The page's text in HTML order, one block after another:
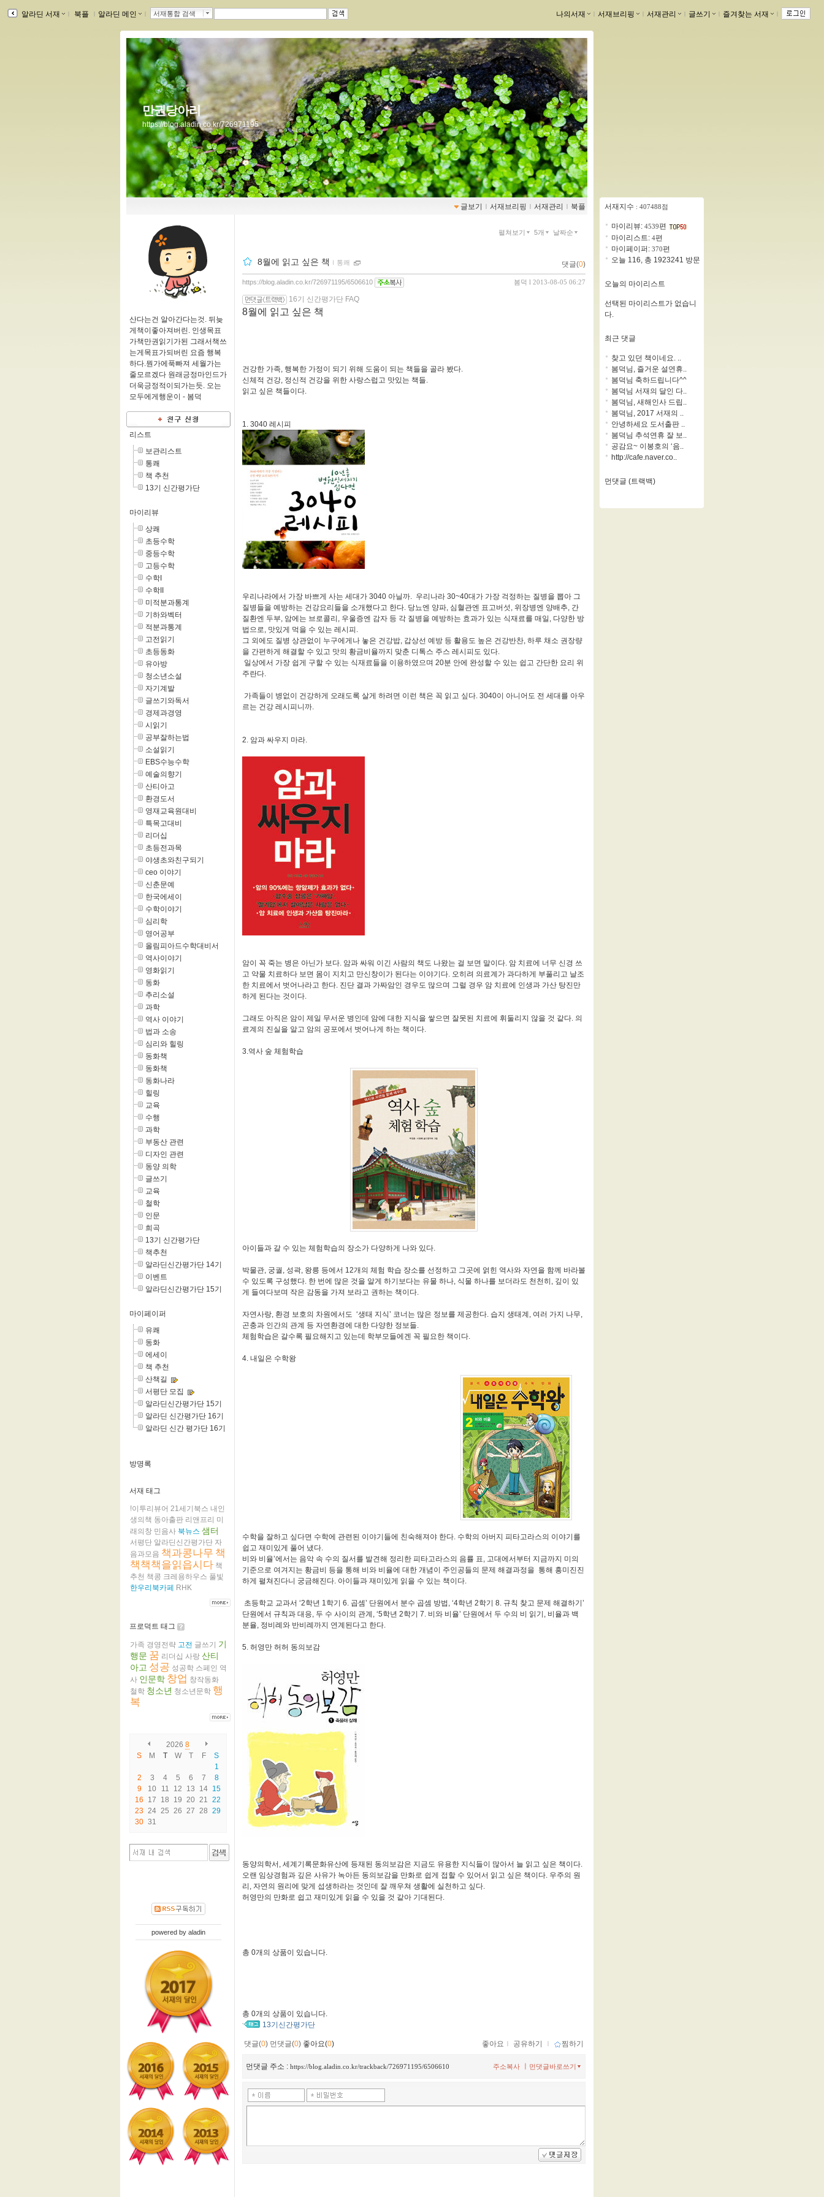
알라딘 서재 북플 알라딘 메인 서재통합 검색 나의서재 서재브리핑 서재관리 글쓰기 즐겨찾는 서재
만권당아리
https://blog.aladin.co.kr/726971195
글보기 ｌ 서재브리핑 ｌ 서재관리 ｌ 북플
산다는건 알아간다는것. 뒤늦
게책이좋아져버린. 인생목표
가책만권읽기가된 그래서책쓰
는게목표가되버린 요즘 행복
하다.뭔가에푹빠져 세월가는
줄모르겠다 원래긍정마인드가
더욱긍정적이되가는듯. 오는
모두에게행운이 - 봄덕
리스트
보관리스트
통쾌
책 추천
13기 신간평가단
마이리뷰
상쾌
초등수학
중등수학
고등수학
수학I
수학II
미적분과통계
기하와벡터
적분과통계
고전읽기
초등동화
유아방
청소년소설
자기계발
글쓰기와독서
경제과경영
시읽기
공부잘하는법
소설읽기
EBS수능수학
예술의향기
산티아고
환경도서
영재교육원대비
특목고대비
리더십
초등전과목
야생초와친구되기
ceo 이야기
신춘문예
한국에세이
수학이야기
심리학
영어공부
올림피아드수학대비서
역사이야기
영화읽기
동화
추리소설
과학
역사 이야기
법과 소송
심리와 힐링
동화책
동화책
동화나라
힐링
교육
수행
과학
부동산 관련
디자인 관련
동양 의학
글쓰기
교육
철학
인문
희곡
13기 신간평가단
책추천
알라딘신간평가단 14기
이벤트
알라딘신간평가단 15기
마이페이퍼
유쾌
동화
에세이
책 추천
산책길
서평단 모집
알라딘신간평가단 15기
알라딘 신간평가단 16기
알라딘 신간 평가단 16기
방명록
서재 태그
!이투리뷰어 21세기북스 내인
생의책 동아출판 리앤프리 미
래의창 민음사 북뉴스 샘터
서평단 알라딘신간평가단 자
음과모음 책과콩나무 책
책책책을읽읍시다 책
추천 책콩 크레용하우스 풀빛
한우리북카페
RHK
프로덕트 태그
가족 경영전략 고전 글쓰기
기
행문 꿈 리더십 사랑 산티
아고 성공 성공학 스페인 역
사 인문학 창업 창작동화
철학 청소년 청소년문학 행
복
2026 8
S
M T W T F
S
1
2
3 4 5 6 7
8
9
10 11 12 13 14 15
16
17 18 19 20 21 22
23 24 25 26 27 28 29
30 31
powered by aladin
펼쳐보기 5개 날짜순
8월에 읽고 싶은 책 ｌ 통쾌 댓글(0)
봄덕 l 2013-08-05 06:27
https://blog.aladin.co.kr/726971195/6506610
16기 신간평가단 FAQ
8월에 읽고 싶은 책
건강한 가족, 행복한 가정이 되기 위해 도움이 되는 책들을 골라 봤다.
신체적 건강, 정신적 건강을 위한 사랑스럽고 맛있는 책들.
읽고 싶은 책들이다.
1. 3040 레시피
우리나라에서 가장 바쁘게 사는 세대가 3040 아닐까. 우리나라 30~40대가 가장 걱정하는 질병을 뽑아 그
질병들을 예방하는 건강요리들을 소개했다고 한다. 당뇨엔 양파, 심혈관엔 표고버섯, 위장병엔 양배추, 간
질환엔 두부, 암에는 브로콜리, 우울증엔 감자 등 각 질병을 예방하는 효과가 있는 식재료를 매일, 다양한 방
법으로, 맛있게 먹을 수 있는 레시피.
그 외에도 질병 상관없이 누구에게나 놓은 건강밥, 갑상선 예방 등 활용도 높은 건강반찬, 하루 채소 권장량
을 간편하게 해결할 수 있고 맛의 황금비율까지 맞춘 디톡스 주스 레시피도 있다.
일상에서 가장 쉽게 구할 수 있는 식재료들을 이용하였으며 20분 안에 완성할 수 있는 쉽고 간단한 요리 위
주란다.
가족들이 병없이 건강하게 오래도록 살게 하려면 이런 책은 꼭 읽고 싶다. 3040이 아니어도 전 세대를 아우
르는 건강 레시피니까.
2. 암과 싸우지 마라.
암이 꼭 죽는 병은 아닌가 보다. 암과 싸워 이긴 사람의 책도 나왔는 걸 보면 말이다. 암 치료에 너무 신경 쓰
고 약물 치료하다 보면 몸이 지치고 만신창이가 된다는 이야기다. 오히려 의료계가 과다하게 부풀리고 날조
한 치료에서 벗어나라고 한다. 진단 결과 가짜암인 경우도 많으며 그럴 경우 암 치료에 인생과 가산 탕진만
하게 된다는 것이다.
그래도 아직은 암이 제일 무서운 병인데 암에 대한 지식을 쌓으면 잘못된 치료에 휘둘리지 않을 것 같다. 의
료계의 진실을 알고 암의 공포에서 벗어나게 하는 책이다.
3.역사 숲 체험학습
아이들과 갈 수 있는 체험학습의 장소가 다양하게 나와 있다.
박물관, 궁궐, 성곽, 왕릉 등에서 12개의 체험 학습 장소를 선정하고 그곳에 얽힌 역사와 자연을 함께 바라볼
수 있도록 구성했다. 한 번에 많은 것을 알게 하기보다는 유물 하나, 식물 하나를 보더라도 천천히, 깊이 있
게 들여다보며 작은 감동을 가져 보라고 권하는 책이다.
자연사랑, 환경 보호의 차원에서도 ‘생태 지식’ 코너는 많은 정보를 제공한다. 습지 생태계, 여러 가지 나무,
곤충과 인간의 관계 등 자연환경에 대한 다양한 정보들.
체험학습은 갈수록 필요해지고 있는데 학부모들에겐 꼭 필요한 책이다.
4. 내일은 수학왕
수학을 잘하고 싶다면 수학에 관련된 이야기들에 친숙해져야 한다. 수학의 아버지 피타고라스의 이야기를
쉽고 재미있게 풀어 냈다.
비와 비율’에서는 음악 속 수의 질서를 발견해 정리한 피타고라스의 음률 표, 고대에서부터 지금까지 미의
기준으로 여겨지는 황금비 등을 통해 비와 비율에 대한 개념이 주인공들의 문제 해결과정을 통해 흥미진진
하게 펼쳐진다니 궁금해진다. 아이들과 재미있게 읽을 수 있는 책이다.
초등학교 교과서 ‘2학년 1학기 6. 곱셈’ 단원에서 분수 곱셈 방법, ‘4학년 2학기 8. 규칙 찾고 문제 해결하기’
단원에서 규칙과 대응, 두 수 사이의 관계, ‘5학년 2학기 7. 비와 비율’ 단원에서 두 수의 비 읽기, 비율과 백
분율, 정비례와 반비례까지 연계된다고 한다.
5. 허영만 허허 동의보감
동양의학서, 세계기록문화유산에 등재된 동의보감은 지금도 유용한 지식들이 많아서 늘 읽고 싶은 책이다.
오랜 임상경험과 깊은 사유가 녹아든 동의보감을 만화로 쉽게 접할 수 있어서 읽고 싶은 책이다. 우주의 원
리, 자연의 원리에 맞게 섭생하라는 것인데 잘 깨우쳐 생활에 실천하고 싶다.
허영만의 만화로 쉽고 재미있게 읽을 수 있을 것 같아 기대된다.
총 0개 의 상품이 있습니다.
총 0개 의 상품이 있습니다.
13기신간평가단
댓글(0) 먼댓글(0) 좋아요(0) 좋아요 ｌ 공유하기 ｌ 찜하기
먼댓글 주소 : https://blog.aladin.co.kr/trackback/726971195/6506610 먼댓글바로쓰기
주소복사
서재지수 : 407488점
마이리뷰: 4539편
마이리스트: 4편
마이페이퍼: 370편
오늘 116, 총 1923241 방문
오늘의 마이리스트
선택된 마이리스트가 없습니
다.
최근 댓글
찾고 있던 책이네요. ..
봄덕님, 즐거운 설연휴..
봄덕님 축하드립니다^^
봄덕님 서재의 달인 다..
봄덕님, 새해인사 드립..
봄덕님, 2017 서재의 ..
안녕하세요 도서출판 ..
봄덕님 추석연휴 잘 보..
공감요~ 이봉호의 ‘음..
http://cafe.naver.co..
먼댓글 (트랙백)